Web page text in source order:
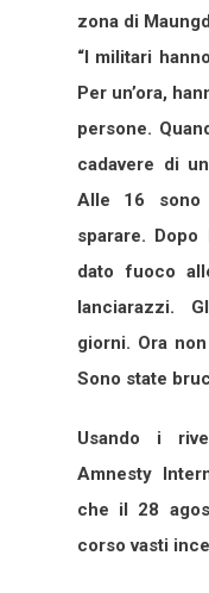
zona di
“I militari
Per un’ora,
persone.
cadavere di
Alle 16 sono
sparare.
dato fuoco
lanciarazzi.
giorni. Ora
Sono state
Usando i
Amnesty
che il 28
corso vasti